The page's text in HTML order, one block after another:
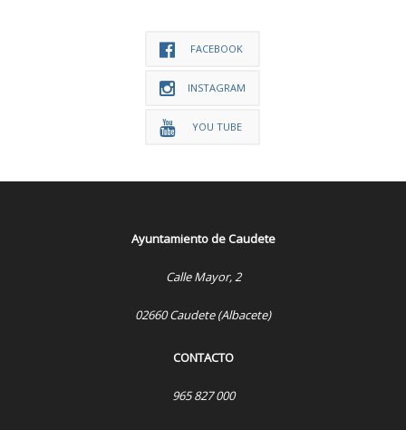
FACEBOOK
INSTAGRAM
YOU TUBE
Ayuntamiento de Caudete
Calle Mayor, 2
02660 Caudete (Albacete)
CONTACTO
965 827 000